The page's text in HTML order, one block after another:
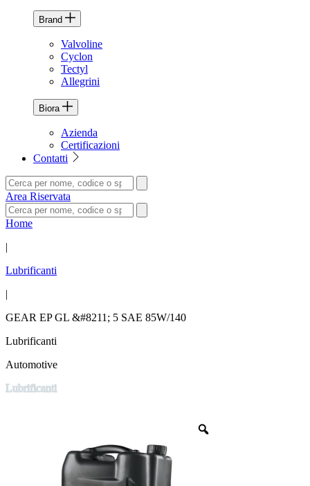
Brand
Valvoline
Cyclon
Tectyl
Allegrini
Biora
Azienda
Certificazioni
Contatti
Area Riservata
Home
|
Lubrificanti
|
GEAR EP GL &#8211; 5 SAE 85W/140
Lubrificanti
Automotive
Lubrificanti